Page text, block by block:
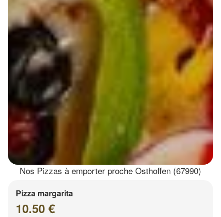
Nos Pizzas à emporter proche Osthoffen (67990)
Pizza margarita
10.50 €